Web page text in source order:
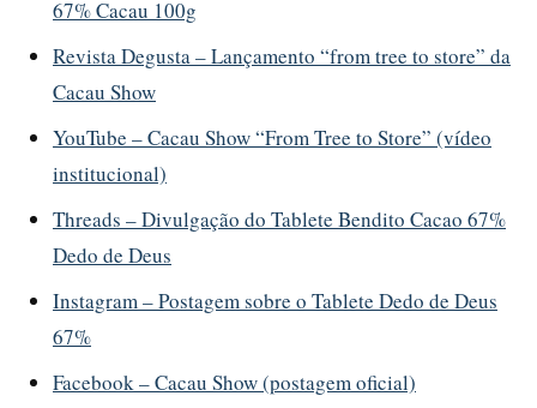
67% Cacau 100g
Revista Degusta – Lançamento “from tree to store” da
Cacau Show
YouTube – Cacau Show “From Tree to Store” (vídeo
institucional)
Threads – Divulgação do Tablete Bendito Cacao 67%
Dedo de Deus
Instagram – Postagem sobre o Tablete Dedo de Deus
67%
Facebook – Cacau Show (postagem oficial)